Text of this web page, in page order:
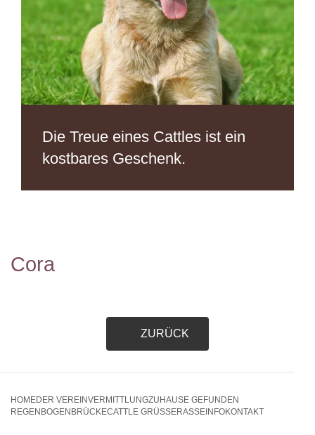
Die Treue eines Cattles ist ein
kostbares Geschenk.
Cora
ZURÜCK
HOMEDER VEREINVERMITTLUNGZUHAUSE GEFUNDEN
REGENBOGENBRÜCKECATTLE GRÜSSE RASSEINFOKONTAKT